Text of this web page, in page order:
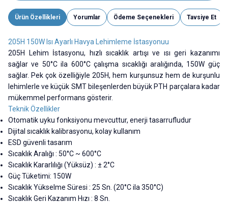
Ürün Özellikleri Yorumlar Ödeme Seçenekleri Tavsiye Et
205H 150W Isı Ayarlı Havya Lehimleme İstasyonuu
205H Lehim İstasyonu, hızlı sıcaklık artışı ve ısı geri kazanımı
sağlar ve 50°C ila 600°C çalışma sıcaklığı aralığında, 150W güç
sağlar. Pek çok özelliğiyle 205H, hem kurşunsuz hem de kurşunlu
lehimlerle ve küçük SMT bileşenlerden büyük PTH parçalara kadar
mükemmel performans gösterir.
Teknik Özellikler
Otomatik uyku fonksiyonu mevcuttur, enerji tasarrufludur
Dijital sıcaklık kalibrasyonu, kolay kullanım
ESD güvenli tasarım
Sıcaklık Aralığı : 50°C ~ 600°C
Sıcaklık Kararlılığı (Yüksüz) : ± 2°C
Güç Tüketimi: 150W
Sıcaklık Yükselme Süresi : 25 Sn. (20°C ila 350°C)
Sıcaklık Geri Kazanım Hızı : 8 Sn.